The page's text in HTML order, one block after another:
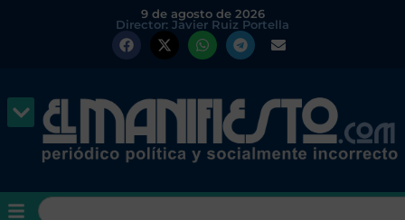
9 de agosto de 2026
Director: Javier Ruiz Portella